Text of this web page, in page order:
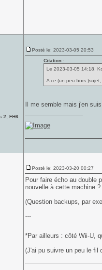
2, FH6
Posté le: 2023-03-05 20:53
Citation:
Le 2023-03-05 14:18,
A ce (un peu hors-
Il me semble mais j'en
Posté le: 2023-03-20 00:27
Pour faire écho au double
nouvelle à cette machine ?
(Question backups, par
---
*Par ailleurs : côté Wii-U,
(J'ai pu suivre un peu le fil